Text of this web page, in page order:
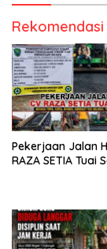
Pekerjaan Jalan
RAZA SETIA Tuai